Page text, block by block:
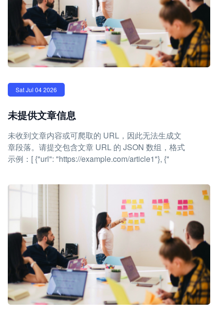
Sat Jul 04 2026
未提供文章信息
未收到文章内容或可爬取的 URL，因此无法生成文
章段落。请提交包含文章 URL 的 JSON 数组，格式
示例：[ {"url": "https://example.com/article1"}, {"